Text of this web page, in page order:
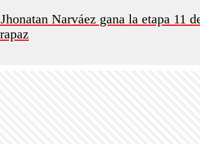
Narváez gana la etapa 11